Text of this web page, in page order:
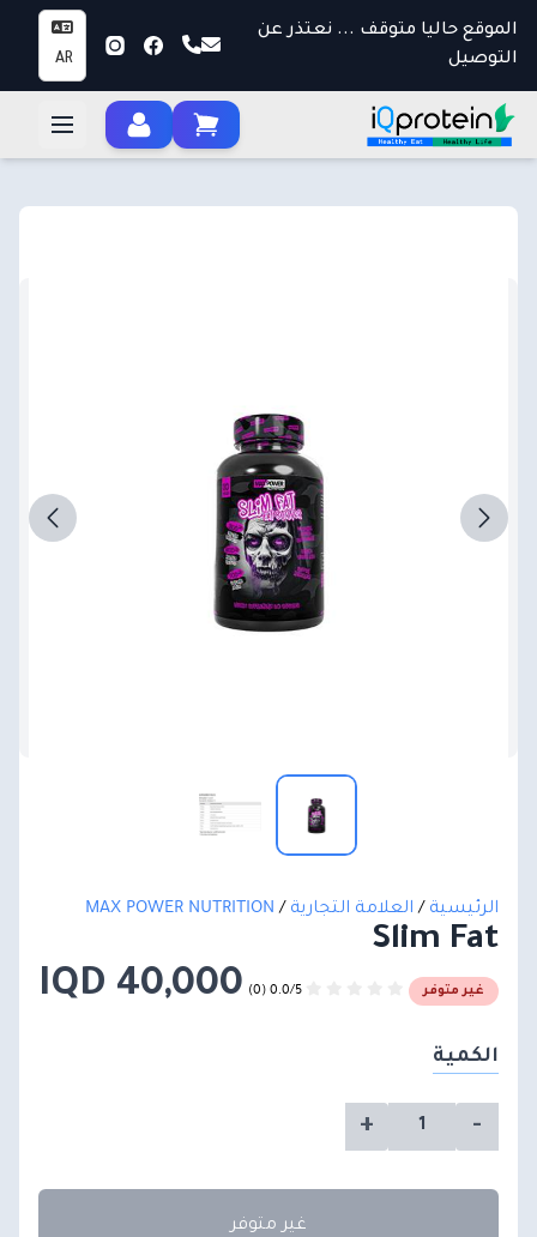
الموقع حاليا متوقف ... نعتذر عن
التوصيل
AR
الرئيسية/العلامة التجارية/
MAX POWER NUTRITION
Slim Fat
غير متوفر 40,000 IQD
الكمية
-
+
غير متوفر